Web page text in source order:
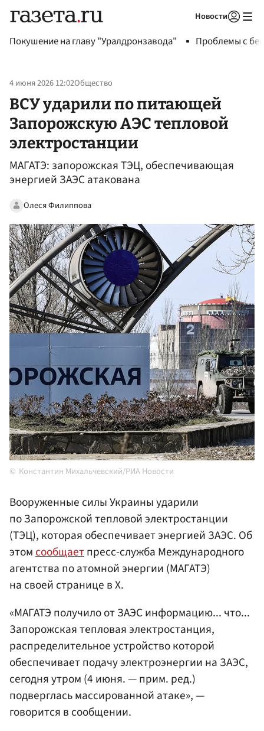
Новости
Покушение на главу "Уралдронзавода" Проблемы с
4 июня 2026 12:02Общество
ВСУ ударили по питающей
Запорожскую АЭС тепловой
электростанции
МАГАТЭ: запорожская ТЭЦ, обеспечивающая
энергией ЗАЭС атакована
Олеся Филиппова
Константин Михальчевский/РИА Новости
Вооруженные силы Украины ударили
по Запорожской тепловой электростанции
(ТЭЦ), которая обеспечивает энергией ЗАЭС. Об
этомсообщаетпресс-служба Международного
агентства по атомной энергии (МАГАТЭ)
на своей странице в X.
«МАГАТЭ получило от ЗАЭС информацию... что...
Запорожская тепловая электростанция,
распределительное устройство которой
обеспечивает подачу электроэнергии на ЗАЭС,
сегодня утром (4 июня. — прим. ред.)
подверглась массированной атаке», —
говорится в сообщении.